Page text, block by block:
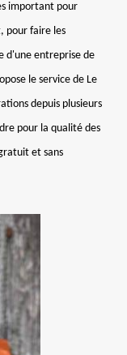
important pour
pour faire les
d'une entreprise de
le service de Le
depuis plusieurs
pour la qualité des
et sans